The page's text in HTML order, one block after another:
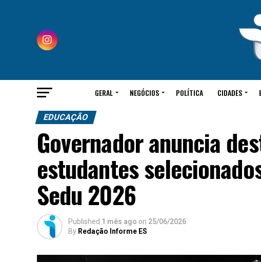
GERAL NEGÓCIOS POLÍTICA CIDADES
EDUCAÇÃO
Governador anuncia
estudantes
Sedu 2026
Published 1 mês ago on 25/06/2026
By Redação Informe ES